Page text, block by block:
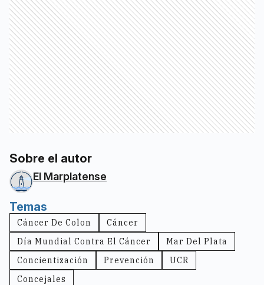
Sobre el autor
El Marplatense
Temas
Cáncer De Colon
Cáncer
Día Mundial Contra El Cáncer
Mar Del Plata
Concientización
Prevención
UCR
Concejales